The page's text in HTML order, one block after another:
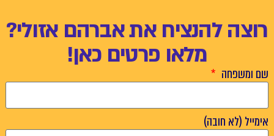
רוצה להנציח את אברהם אזולי?
מלאו פרטים כאן!
שם ומשפחה
אימייל (לא חובה)